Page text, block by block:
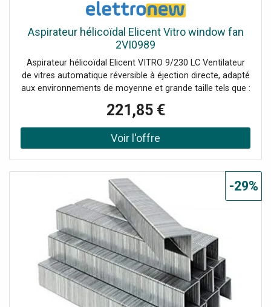
Aspirateur hélicoïdal Elicent Vitro window fan
2VI0989
Aspirateur hélicoïdal Elicent VITRO 9/230 LC Ventilateur
de vitres automatique réversible à éjection directe, adapté
aux environnements de moyenne et grande taille tels que :
lieux publics, magasins, bureaux, cabinets médicaux,
écoles, salles de jeux, bars, restaurants, cantines, cuisines,
entrepôts, laboratoires, salles de sport, vestiaires, etc.
221,85 €
-29%